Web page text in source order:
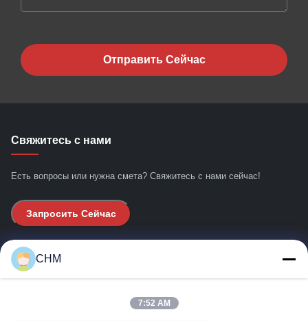
Отправить Сейчас
Свяжитесь с нами
Есть вопросы или нужна смета? Свяжитесь с нами сейчас!
Запросить Сейчас
Быстрые ссылки
CHM
7:52 AM